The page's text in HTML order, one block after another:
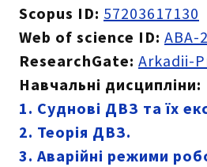
Scopus ID: 57203617130
Web of science ID: ABA-
ResearchGate: Arkadii-
Навчальні дисципліни:
1. Суднові ДВЗ та їх
2. Теорія ДВЗ.
3. Аварійні режими